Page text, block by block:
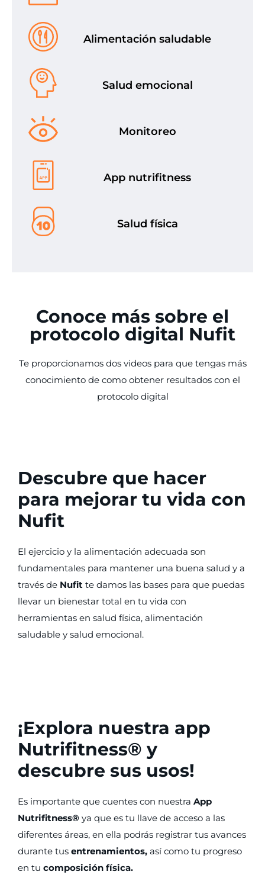
Alimentación saludable
Salud emocional
Monitoreo
App nutrifitness
Salud física
Conoce más sobre el
protocolo digital Nufit
Te proporcionamos dos videos para que tengas más
conocimiento de como obtener resultados con el
protocolo digital
Descubre que hacer
para mejorar tu vida con
Nufit
El ejercicio y la alimentación adecuada son
fundamentales para mantener una buena salud y a
través de Nufit te damos las bases para que puedas
llevar un bienestar total en tu vida con
herramientas en salud física, alimentación
saludable y salud emocional.
¡Explora nuestra app
Nutrifitness® y
descubre sus usos!
Es importante que cuentes con nuestra App
Nutrifitness® ya que es tu llave de acceso a las
diferentes áreas, en ella podrás registrar tus avances
durante tus entrenamientos, así como tu progreso
en tu composición física.